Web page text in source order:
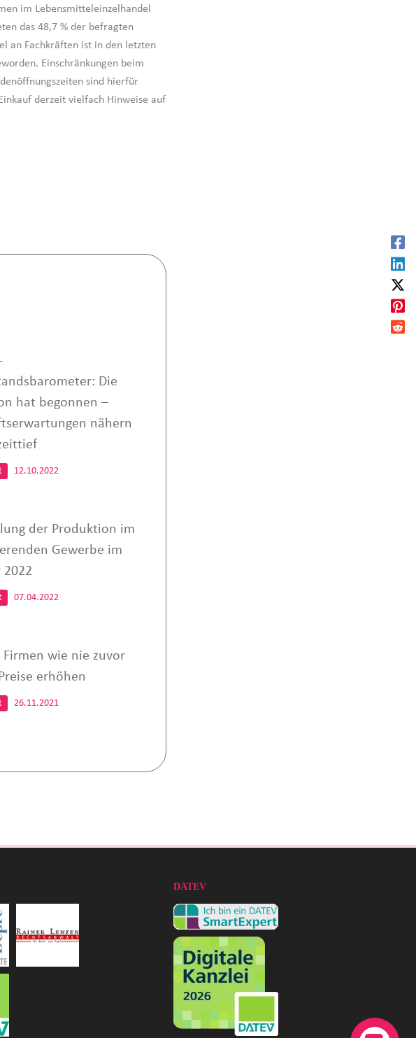
im Lebensmitteleinzelhandel
das 48,7 % der befragten
an Fachkräften ist in den letzten
Einschränkungen beim
sind hierfür
derzeit vielfach Hinweise auf
Die
hat begonnen –
nähern
12.10.2022
der Produktion im
Gewerbe im
2022
07.04.2022
Firmen wie nie zuvor
erhöhen
26.11.2021
DATEV